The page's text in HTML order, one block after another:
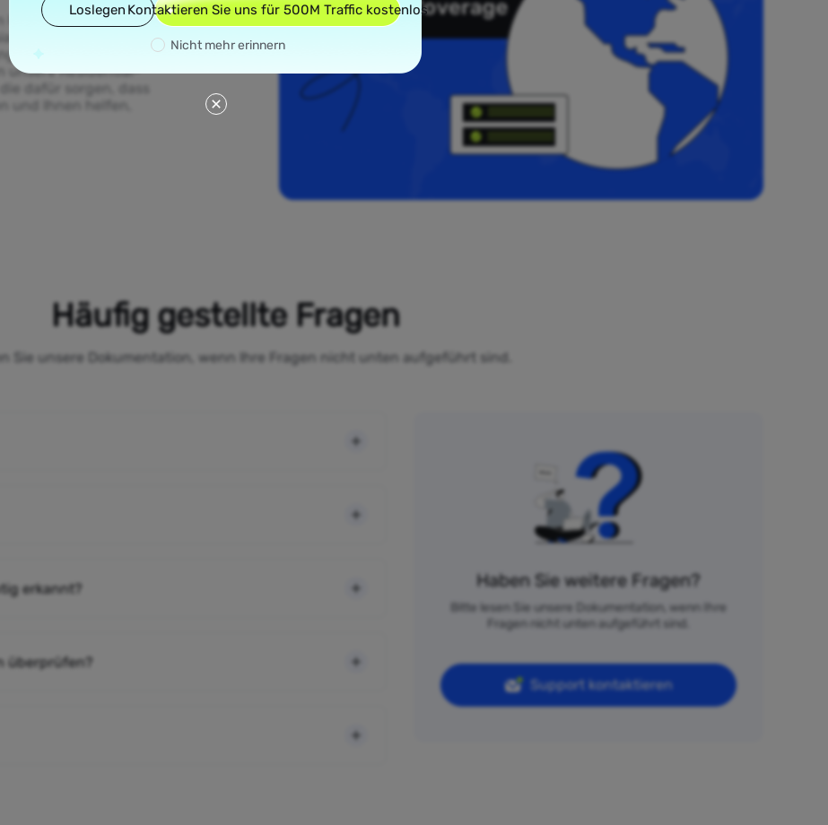
Residential-Proxys,
erstreckt. Von
bis zu
unsere Residential-
dafür sorgen, dass
und Ihnen helfen,
Häufig gestellte Fragen
Sie unsere Dokumentation, wenn Ihre Fragen nicht unten aufgeführt sind.
erkannt?
überprüfen?
Haben Sie weitere Fragen?
Bitte lesen Sie unsere Dokumentation, wenn Ihre
Fragen nicht unten aufgeführt sind.
Support kontaktieren
Loslegen Kontaktieren Sie uns für 500M Traffic kostenlos
Nicht mehr erinnern